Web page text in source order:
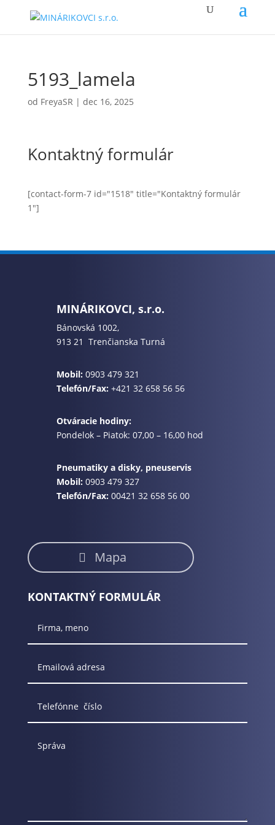
5193_lamela
od FreyaSR | dec 16, 2025
Kontaktný formulár
[contact-form-7 id="1518" title="Kontaktný formulár
1"]
MINÁRIKOVCI, s.r.o.
Bánovská 1002,
913 21 Trenčianska Turná
Mobil: 0903 479 321
Telefón/Fax:+421 32 658 56 56
Otváracie hodiny:
Pondelok – Piatok: 07,00 – 16,00 hod
Pneumatiky a disky, pneuservis
Mobil: 0903 479 327
Telefón/Fax:00421 32 658 56 00
Mapa
KONTAKTNÝ FORMULÁR